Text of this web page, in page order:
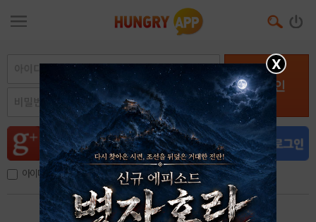
로그인
아이디, 이메일 저장
아이디 / 비밀번호 찾기 회원가입
X